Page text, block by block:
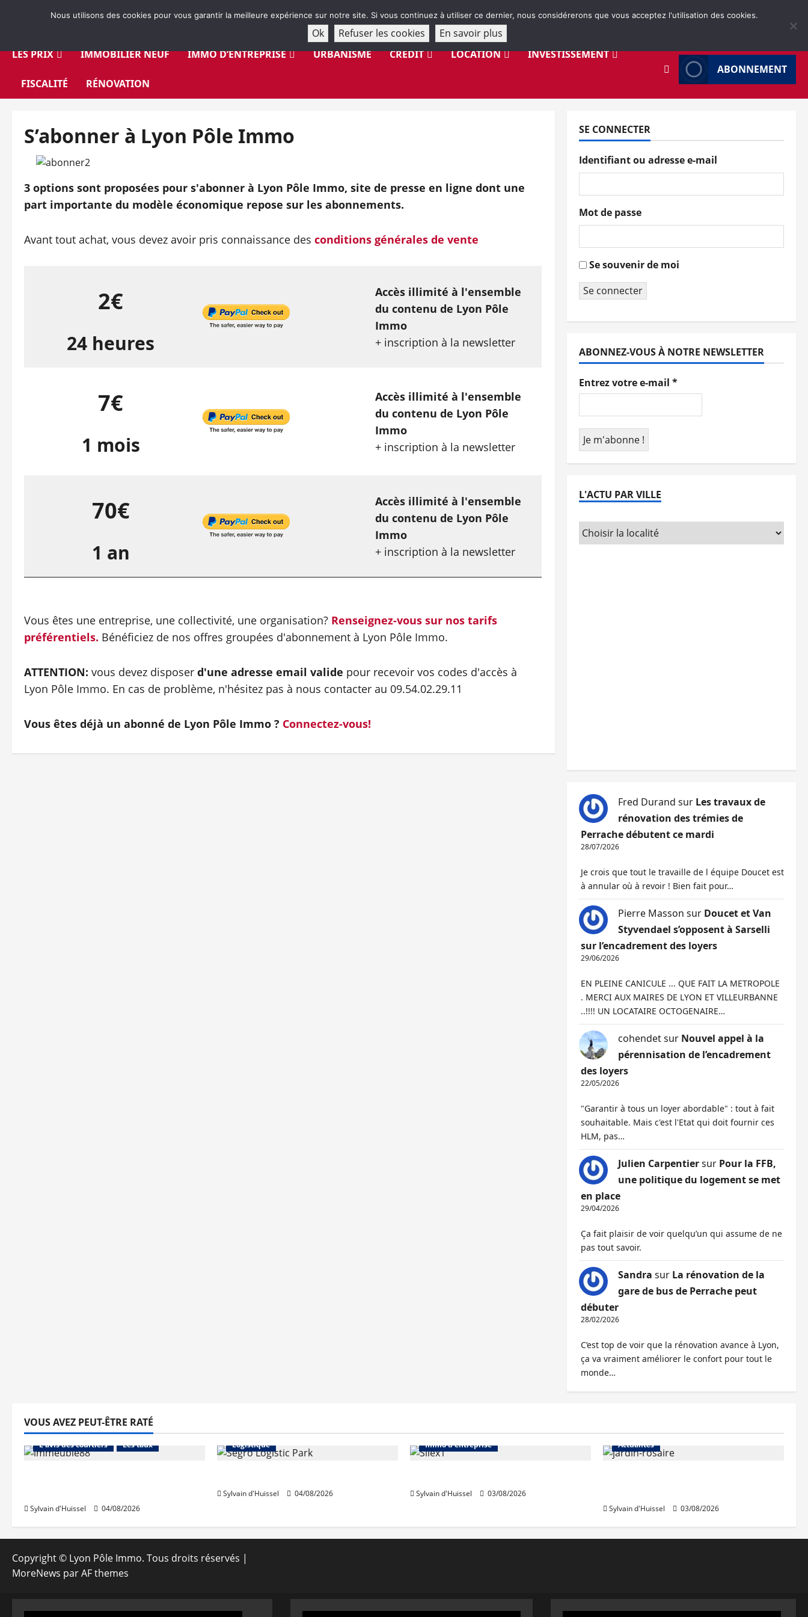
LES PRIX
IMMOBILIER NEUF IMMO D’ENTREPRISE URBANISME CRÉDIT LOCATION INVESTISSEMENT
FISCALITÉ RÉNOVATION
ABONNEMENT
S’abonner à Lyon Pôle Immo
3 options sont proposées pour s'abonner à Lyon Pôle Immo, site de presse en ligne dont une
part importante du modèle économique repose sur les abonnements.
Avant tout achat, vous devez avoir pris connaissance des conditions générales de vente
2€
24 heures
Accès illimité à l'ensemble
du contenu de Lyon Pôle
Immo
+ inscription à la newsletter
7€
1 mois
Accès illimité à l'ensemble
du contenu de Lyon Pôle
Immo
+ inscription à la newsletter
70€
1 an
Accès illimité à l'ensemble
du contenu de Lyon Pôle
Immo
+ inscription à la newsletter
Vous êtes une entreprise, une collectivité, une organisation? Renseignez-vous sur nos tarifs
préférentiels. Bénéficiez de nos offres groupées d'abonnement à Lyon Pôle Immo.
ATTENTION: vous devez disposer d'une adresse email valide pour recevoir vos codes d'accès à
Lyon Pôle Immo. En cas de problème, n'hésitez pas à nous contacter au 09.54.02.29.11
Vous êtes déjà un abonné de Lyon Pôle Immo ? Connectez-vous!
SE CONNECTER
Identifiant ou adresse e-mail
Mot de passe
Se souvenir de moi
Se connecter
ABONNEZ-VOUS À NOTRE NEWSLETTER
Entrez votre e-mail *
L'ACTU PAR VILLE
Fred Durand sur Les travaux de
rénovation des trémies de
Perrache débutent ce mardi
28/07/2026
Je crois que tout le travaille de l équipe Doucet est
à annular où à revoir ! Bien fait pour…
Pierre Masson sur Doucet et Van
Styvendael s’opposent à Sarselli
sur l’encadrement des loyers
29/06/2026
EN PLEINE CANICULE ... QUE FAIT LA METROPOLE
. MERCI AUX MAIRES DE LYON ET VILLEURBANNE
..!!!! UN LOCATAIRE OCTOGENAIRE…
cohendetsur Nouvel appel à la
pérennisation de l’encadrement
des loyers
22/05/2026
"Garantir à tous un loyer abordable" : tout à fait
souhaitable. Mais c'est l'Etat qui doit fournir ces
HLM, pas…
Julien Carpentiersur Pour la FFB,
une politique du logement se met
en place
29/04/2026
Ça fait plaisir de voir quelqu’un qui assume de ne
pas tout savoir.
Sandra sur La rénovation de la
gare de bus de Perrache peut
débuter
28/02/2026
C’est top de voir que la rénovation avance à Lyon,
ça va vraiment améliorer le confort pour tout le
monde…
VOUS AVEZ PEUT-ÊTRE RATÉ
Abonnés
Financement
L'avis des courtiers
Les taux
Sylvain d'Huissel 04/08/2026
Logistique
Sylvain d'Huissel 04/08/2026
Immo d'entreprise
Sylvain d'Huissel 03/08/2026
Actualités
Sylvain d'Huissel 03/08/2026
Copyright © Lyon Pôle Immo. Tous droits réservés |
MoreNews par AF themes
Nous utilisons des cookies pour vous garantir la meilleure expérience sur notre site. Si vous continuez à utiliser ce dernier, nous considérerons que vous acceptez l'utilisation des cookies.
Ok Refuser les cookies En savoir plus